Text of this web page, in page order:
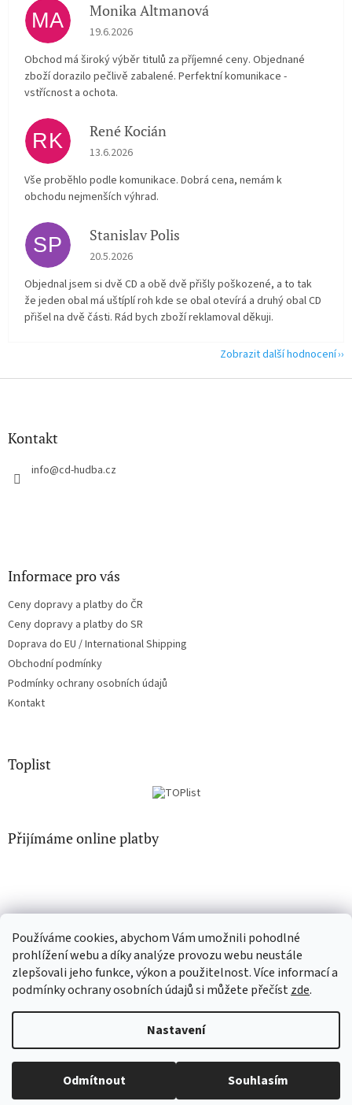
Používáme cookies, abychom Vám umožnili pohodlné
prohlížení webu a díky analýze provozu webu neustále
zlepšovali jeho funkce, výkon a použitelnost. Více informací a
podmínky ochrany osobních údajů si můžete přečístzde.
Nastavení
Odmítnout Souhlasím
MA Monika Altmanová
Hodnocení obchodu je 5 z 5 hvězdiček.
19.6.2026
Obchod má široký výběr titulů za příjemné ceny. Objednané
zboží dorazilo pečlivě zabalené. Perfektní komunikace -
vstřícnost a ochota.
RK René Kocián
Hodnocení obchodu je 5 z 5 hvězdiček.
13.6.2026
Vše proběhlo podle komunikace. Dobrá cena, nemám k
obchodu nejmenších výhrad.
SP Stanislav Polis
Hodnocení obchodu je 2 z 5 hvězdiček.
20.5.2026
Objednal jsem si dvě CD a obě dvě přišly poškozené, a to tak
že jeden obal má uštíplí roh kde se obal otevírá a druhý obal CD
přišel na dvě části. Rád bych zboží reklamoval děkuji.
Zobrazit další hodnocení
Z
Kontakt
info@cd-hudba.cz
Informace pro vás
Ceny dopravy a platby do ČR
Ceny dopravy a platby do SR
Doprava do EU / International Shipping
Obchodní podmínky
Podmínky ochrany osobních údajů
Kontakt
Toplist
Přijímáme online platby
EN-filmy.cz CD-Soundtrack.cz
Vytvořil Shoptet
Copyright 2026CD-hudba.cz. Všechna práva vyhrazena.Upravit